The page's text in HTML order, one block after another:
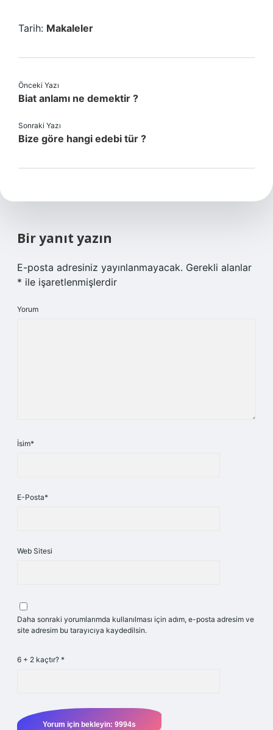
Tarih: Makaleler
Önceki Yazı
Biat anlamı ne demektir ?
Sonraki Yazı
Bize göre hangi edebi tür ?
Bir yanıt yazın
E-posta adresiniz yayınlanmayacak. Gerekli alanlar
* ile işaretlenmişlerdir
Yorum
İsim*
E-Posta*
Web Sitesi
Daha sonraki yorumlarımda kullanılması için adım, e-posta adresim ve
site adresim bu tarayıcıya kaydedilsin.
6 + 2 kaçtır? *